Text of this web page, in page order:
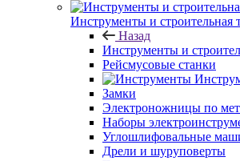
Инструменты и строительная
Назад
Инструменты и
Рейсмусовые станки
Замки
Электроножницы по
Наборы
Углошлифовальные
Дрели и шуруповерты